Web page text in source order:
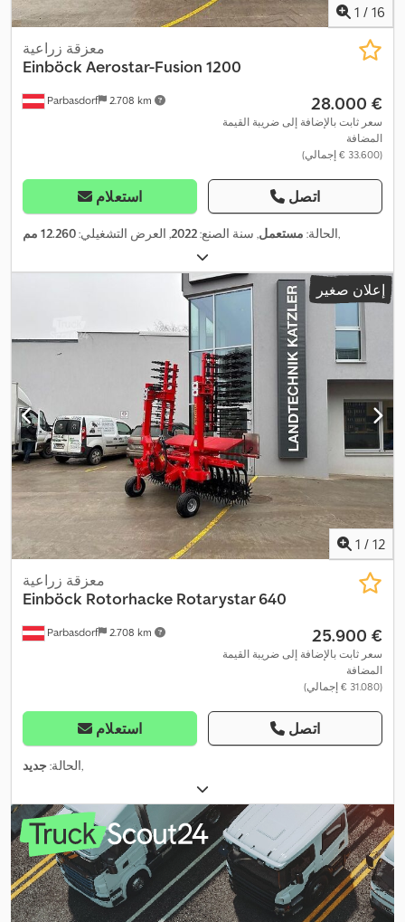
1 / 16
Parbasdorf 2.708 km
معزقة زراعية
Einböck Aerostar-Fusion 1200
‏28.000 €
سعر ثابت بالإضافة إلى ضريبة القيمة
المضافة
(‏33.600 € إجمالي)
استعلام اتصل
الحالة: مستعمل, سنة الصنع:2022, العرض التشغيلي:12.260 مم ,
إعلان صغير
1 / 12
Parbasdorf 2.708 km
معزقة زراعية
Einböck Rotorhacke Rotarystar 640
‏25.900 €
سعر ثابت بالإضافة إلى ضريبة القيمة
المضافة
(‏31.080 € إجمالي)
استعلام اتصل
الحالة:جديد ,